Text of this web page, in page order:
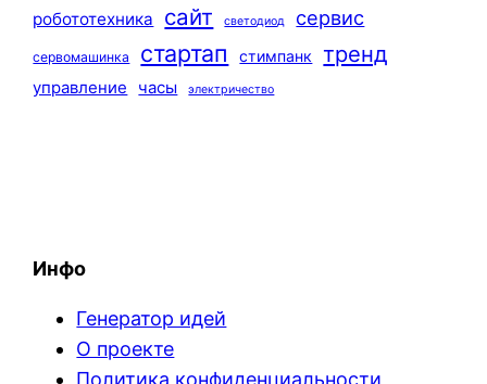
робототехника сайт светодиод сервис
сервомашинка стартап стимпанк тренд
управление часы электричество
Инфо
Генератор идей
О проекте
Политика конфиденциальности